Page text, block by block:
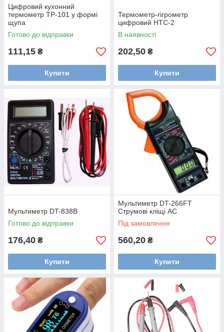
Цифровий кухонний
термометр TP-101 у формі
щупа
Готово до відправки
111,15 ₴
Купити
Термометр-гігрометр
цифровий HTC-2
В наявності
202,50 ₴
Купити
Мультиметр DT-838В
Готово до відправки
176,40 ₴
Купити
Мультиметр DT-266FT
Струмові кліщі AC
Під замовлення
560,20 ₴
Купити